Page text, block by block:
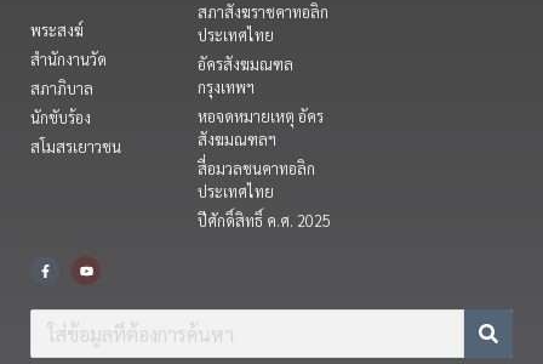
พระสงฆ์
สำนักงานวัด
สภาภิบาล
นักขับร้อง
สโมสรเยาวชน
สภาสังฆราชคาทอลิก
ประเทศไทย
อัครสังฆมณฑล
กรุงเทพฯ
หอจดหมายเหตุ อัคร
สังฆมณฑลฯ
สื่อมวลชนคาทอลิก
ประเทศไทย
ปีศักดิ์สิทธิ์ ค.ศ. 2025